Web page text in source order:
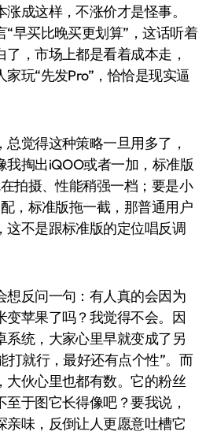
成这样，不涨价才是怪事。
早买比晚买更划算”，这话听着
，市场上都是看着成本走，
玩“先发Pro”，恰恰是现实逼
觉得这种策略一旦用多了，
我掏出iQOO或者一加，标准版
拍摄、性能稍强一档；要是小
，标准版拖一截，那普通用户
这不是跟标准版的定位唱反调
想反问一句：有人真的会因为
变苹果了吗？我觉得不会。因
系统，大家心里早就变成了另
就行，最好还有点个性”。而
大伙心里也都有数。它的粉丝
于图它长得像吧？要我说，
亲味，反倒让人更愿意吐槽它